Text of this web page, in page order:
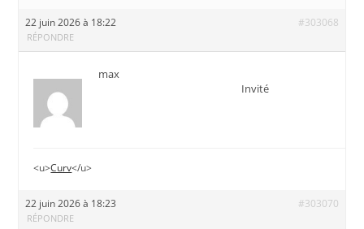
22 juin 2026 à 18:22 #303068
RÉPONDRE
max
Invité
<u>Curv</u>
22 juin 2026 à 18:23 #303070
RÉPONDRE